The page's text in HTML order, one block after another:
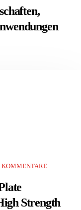
KOMMENTARE
Strength